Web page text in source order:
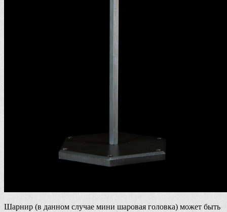
Шарнир (в данном случае мини шаровая головка) может быть